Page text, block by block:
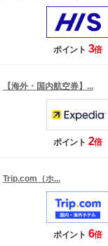
ポイント 3倍
【海外・国内航空券】...
ポイント 2倍
Trip.com（ホ...
ポイント 6倍